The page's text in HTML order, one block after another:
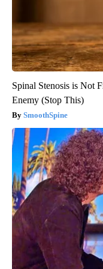
Spinal Stenosis is Not
Enemy (Stop This)
SmoothSpine